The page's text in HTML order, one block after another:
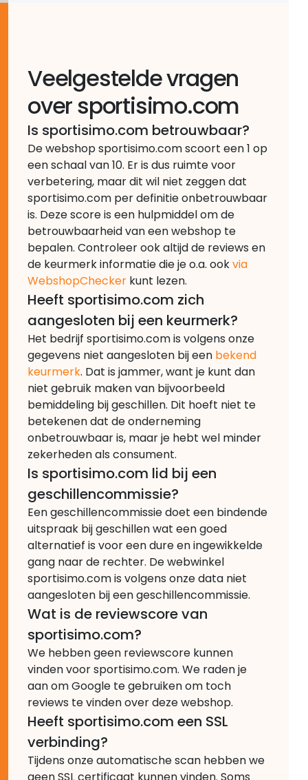
Veelgestelde vragen
over sportisimo.com
Is sportisimo.com betrouwbaar?
De webshop sportisimo.com scoort een 1 op
een schaal van 10. Er is dus ruimte voor
verbetering, maar dit wil niet zeggen dat
sportisimo.com per definitie onbetrouwbaar
is. Deze score is een hulpmiddel om de
betrouwbaarheid van een webshop te
bepalen. Controleer ook altijd de reviews en
de keurmerk informatie die je o.a. ookvia
WebshopChecker kunt lezen.
Heeft sportisimo.com zich
aangesloten bij een keurmerk?
Het bedrijf sportisimo.com is volgens onze
gegevens niet aangesloten bij een bekend
keurmerk. Dat is jammer, want je kunt dan
niet gebruik maken van bijvoorbeeld
bemiddeling bij geschillen. Dit hoeft niet te
betekenen dat de onderneming
onbetrouwbaar is, maar je hebt wel minder
zekerheden als consument.
Is sportisimo.com lid bij een
geschillencommissie?
Een geschillencommissie doet een bindende
uitspraak bij geschillen wat een goed
alternatief is voor een dure en ingewikkelde
gang naar de rechter. De webwinkel
sportisimo.com is volgens onze data niet
aangesloten bij een geschillencommissie.
Wat is de reviewscore van
sportisimo.com?
We hebben geen reviewscore kunnen
vinden voor sportisimo.com. We raden je
aan om Google te gebruiken om toch
reviews te vinden over deze webshop.
Heeft sportisimo.com een SSL
verbinding?
Tijdens onze automatische scan hebben we
geen SSL certificaat kunnen vinden. Soms